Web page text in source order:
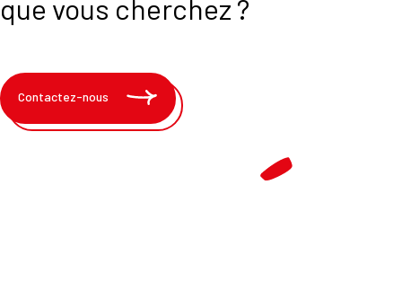
que vous cherchez ?
Contactez-nous